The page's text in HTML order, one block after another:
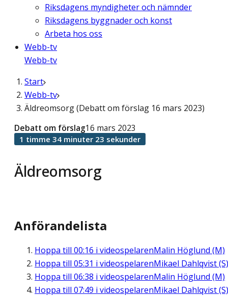
Riksdagens myndigheter och nämnder
Riksdagens byggnader och konst
Arbeta hos oss
Webb-tv
Webb-tv
Start
Webb-tv
Äldreomsorg (Debatt om förslag 16 mars 2023)
Äldreomsorg
Debatt om förslag16 mars 2023
1 timme 34 minuter 23 sekunder
Anförandelista
Hoppa till 00:16 i videospelarenMalin Höglund (M)
Hoppa till 05:31 i videospelarenMikael Dahlqvist (S)
Hoppa till 06:38 i videospelarenMalin Höglund (M)
Hoppa till 07:49 i videospelarenMikael Dahlqvist (S)